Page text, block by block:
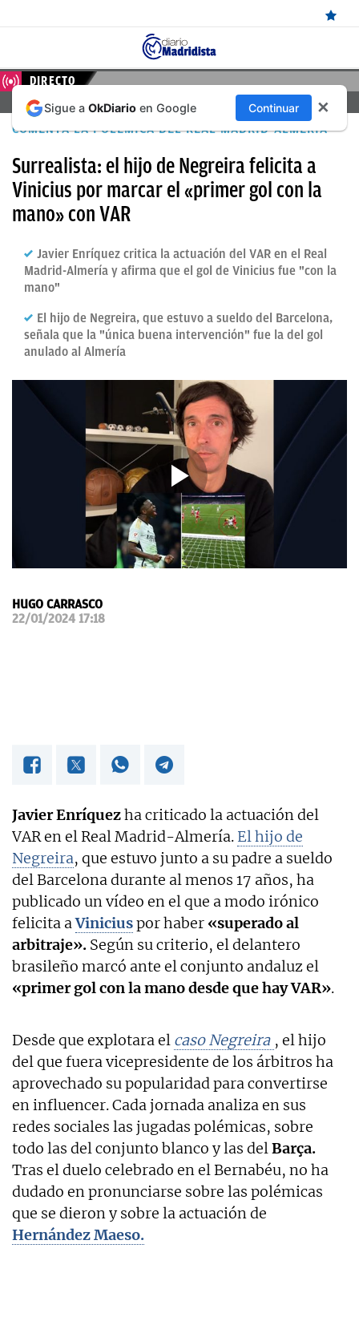
ÚLTIMAS
NOTICIAS
MADRID
BALONCESTO
FICHAJES
DIRECTO
FEMENINO
PAPARAZZI
OKDIARIO
DIRECTO
FERENCVAROS – REAL MADRID, EN DIRECTO HOY
COMENTA LA POLÉMICA DEL REAL MADRID-ALMERÍA
Surrealista: el hijo de Negreira felicita a
Vinicius por marcar el «primer gol con la
mano» con VAR
Javier Enríquez critica la actuación del VAR en el Real
Madrid-Almería y afirma que el gol de Vinicius fue "con la
mano"
El hijo de Negreira, que estuvo a sueldo del Barcelona,
señala que la "única buena intervención" fue la del gol
anulado al Almería
HUGO CARRASCO
22/01/2024 17:18
Javier Enríquezha criticado la actuación del
VAR en el Real Madrid-Almería. El hijo de
Negreira, que estuvo junto a su padre a sueldo
del Barcelona durante al menos 17 años, ha
publicado un vídeo en el que a modo irónico
felicita aViniciuspor haber «superado al
arbitraje». Según su criterio, el delantero
brasileño marcó ante el conjunto andaluz el
«primer gol con la mano desde que hay VAR».
Desde que explotara el caso Negreira , el hijo
del que fuera vicepresidente de los árbitros ha
aprovechado su popularidad para convertirse
en influencer. Cada jornada analiza en sus
redes sociales las jugadas polémicas, sobre
todo las del conjunto blanco y las delBarça.
Tras el duelo celebrado en el Bernabéu, no ha
dudado en pronunciarse sobre las polémicas
que se dieron y sobre la actuación de
Hernández Maeso.
Sigue a OkDiario en Google Continuar ✕